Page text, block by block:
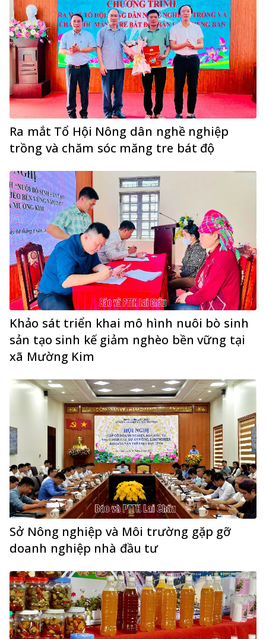
Ra mắt Tổ Hội Nông dân nghề nghiệp
trồng và chăm sóc măng tre bát độ
Khảo sát triển khai mô hình nuôi bò sinh
sản tạo sinh kế giảm nghèo bền vững tại
xã Mường Kim
Sở Nông nghiệp và Môi trường gặp gỡ
doanh nghiệp nhà đầu tư